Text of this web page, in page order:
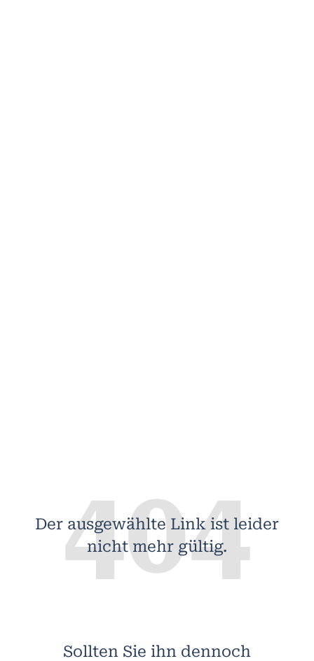
404
Der ausgewählte Link ist leider
nicht mehr gültig.
Sollten Sie ihn dennoch